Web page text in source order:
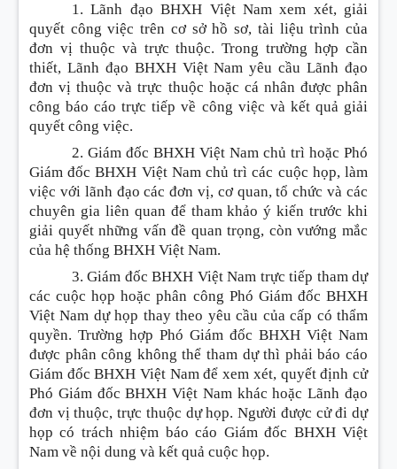
1. Lãnh đạo BHXH Việt Nam xem xét, giải
quyết công việc trên cơ sở hồ sơ, tài liệu trình của
đơn vị thuộc và trực thuộc. Trong trường hợp cần
thiết, Lãnh đạo BHXH Việt Nam yêu cầu Lãnh đạo
đơn vị thuộc và trực thuộc hoặc cá nhân được phân
công báo cáo trực tiếp về công việc và kết quả giải
quyết công việc.
2. Giám đốc BHXH Việt Nam chủ trì hoặc Phó
Giám đốc BHXH Việt Nam chủ trì các cuộc họp, làm
việc với lãnh đạo các đơn vị, cơ quan, tổ chức và các
chuyên gia liên quan để tham khảo ý kiến trước khi
giải quyết những vấn đề quan trọng, còn vướng mắc
của hệ thống BHXH Việt Nam.
3. Giám đốc BHXH Việt Nam trực tiếp tham dự
các cuộc họp hoặc phân công Phó Giám đốc BHXH
Việt Nam dự họp thay theo yêu cầu của cấp có thẩm
quyền. Trường hợp Phó Giám đốc BHXH Việt Nam
được phân công không thể tham dự thì phải báo cáo
Giám đốc BHXH Việt Nam để xem xét, quyết định cử
Phó Giám đốc BHXH Việt Nam khác hoặc Lãnh đạo
đơn vị thuộc, trực thuộc dự họp. Người được cử đi dự
họp có trách nhiệm báo cáo Giám đốc BHXH Việt
Nam về nội dung và kết quả cuộc họp.